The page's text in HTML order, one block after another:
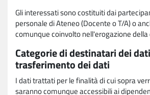
Gli interessati sono costituiti dai
personale di Ateneo (Docente o T/A) o
comunque coinvolto nell'erogazione
Categorie di destinatari dei
trasferimento dei dati
I dati trattati per le finalità di cui sopra
saranno comunque accessibili ai